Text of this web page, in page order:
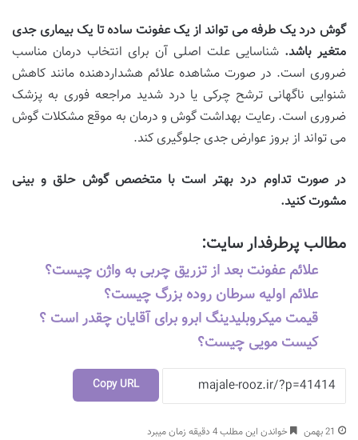
گوش درد یک طرفه می تواند از یک عفونت ساده تا یک بیماری جدی
متغیر باشد. شناسایی علت اصلی آن برای انتخاب درمان مناسب
ضروری است. در صورت مشاهده علائم هشداردهنده مانند کاهش
شنوایی ناگهانی ترشح چرکی یا درد شدید مراجعه فوری به پزشک
ضروری است. رعایت بهداشت گوش و درمان به موقع مشکلات گوش
می تواند از بروز عوارض جدی جلوگیری کند.
در صورت تداوم درد بهتر است با متخصص گوش حلق و بینی
مشورت کنید.
مطالب پرطرفدار سایت:
علائم عفونت بعد از تزریق چربی به واژن چیست؟
علائم اولیه سرطان روده بزرگ چیست؟
قیمت میکروبلیدینگ ابرو برای آقایان چقدر است ؟
کیست مویی چیست؟
Copy URL
21 بهمن خواندن این مطلب 4 دقیقه زمان میبرد